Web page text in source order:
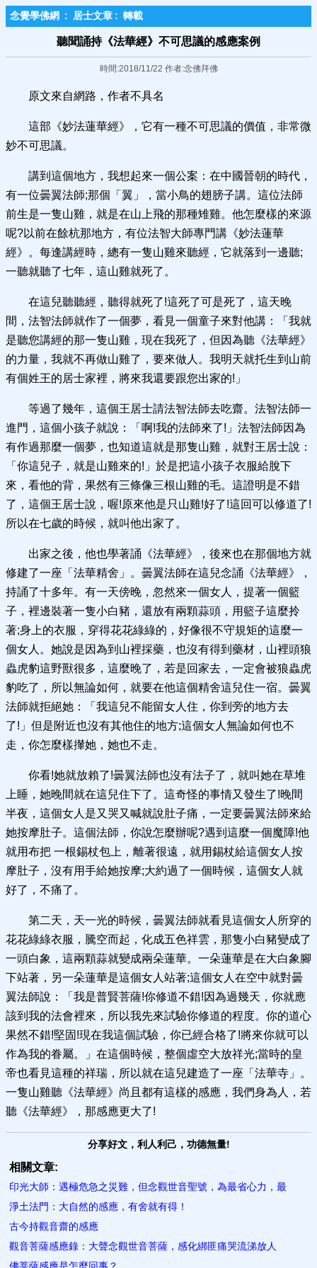
念覺學佛網 : 居士文章 : 轉載
聽聞誦持《法華經》不可思議的感應案例
時間:2018/11/22 作者:念佛拜佛
原文來自網路，作者不具名
這部《妙法蓮華經》，它有一種不可思議的價值，非常微
妙不可思議。
講到這個地方，我想起來一個公案：在中國晉朝的時代，
有一位曇翼法師;那個「翼」，當小鳥的翅膀子講。這位法師
前生是一隻山雞，就是在山上飛的那種雉雞。他怎麼樣的來源
呢?以前在餘杭那地方，有位法智大師專門講《妙法蓮華
經》。每逢講經時，總有一隻山雞來聽經，它就落到一邊聽;
一聽就聽了七年，這山雞就死了。
在這兒聽聽經，聽得就死了!這死了可是死了，這天晚
間，法智法師就作了一個夢，看見一個童子來對他講：「我就
是聽您講經的那一隻山雞，現在我死了，但因為聽《法華經》
的力量，我就不再做山雞了，要來做人。我明天就托生到山前
有個姓王的居士家裡，將來我還要跟您出家的!」
等過了幾年，這個王居士請法智法師去吃齋。法智法師一
進門，這個小孩子就說：「啊!我的法師來了!」法智法師因為
有作過那麼一個夢，也知道這就是那隻山雞，就對王居士說：
「你這兒子，就是山雞來的!」於是把這小孩子衣服給脫下
來，看他的背，果然有三條像三根山雞的毛。這證明是不錯
了，這個王居士說，喔!原來他是只山雞!好了!這回可以修道了!
所以在七歲的時候，就叫他出家了。
出家之後，他也學著誦《法華經》，後來也在那個地方就
修建了一座「法華精舍」。曇翼法師在這兒念誦《法華經》，
持誦了十多年。有一天傍晚，忽然來一個女人，提著一個籃
子，裡邊裝著一隻小白豬，還放有兩顆蒜頭，用籃子這麼拎
著;身上的衣服，穿得花花綠綠的，好像很不守規矩的這麼一
個女人。她說是因為到山裡採藥，也沒有得到藥材，山裡頭狼
蟲虎豹這野獸很多，這麼晚了，若是回家去，一定會被狼蟲虎
豹吃了，所以無論如何，就要在他這個精舍這兒住一宿。曇翼
法師就拒絕她：「我這兒不能留女人住，你到旁的地方去
了!」但是附近也沒有其他住的地方;這個女人無論如何也不
走，你怎麼樣攆她，她也不走。
你看!她就放賴了!曇翼法師也沒有法子了，就叫她在草堆
上睡，她晚間就在這兒住下了。這奇怪的事情又發生了!晚間
半夜，這個女人是又哭又喊就說肚子痛，一定要曇翼法師來給
她按摩肚子。這個法師，你說怎麼辦呢?遇到這麼一個魔障!他
就用布把 一根錫杖包上，離著很遠，就用錫杖給這個女人按
摩肚子，沒有用手給她按摩;大約過了一個時候，這個女人就
好了，不痛了。
第二天，天一光的時候，曇翼法師就看見這個女人所穿的
花花綠綠衣服，騰空而起，化成五色祥雲，那隻小白豬變成了
一頭白象，這兩顆蒜就變成兩朵蓮華。一朵蓮華是在大白象腳
下站著，另一朵蓮華是這個女人站著;這個女人在空中就對曇
翼法師說：「我是普賢菩薩!你修道不錯!因為過幾天，你就應
該到我的法會裡來，所以我先來試驗你修道的程度。你的道心
果然不錯!堅固!現在我這個試驗，你已經合格了!將來你就可以
作為我的眷屬。」在這個時候，整個虛空大放祥光;當時的皇
帝也看見這種的祥瑞，所以就在這兒建造了一座「法華寺」。
一隻山雞聽《法華經》尚且都有這樣的感應，我們身為人，若
聽《法華經》，那感應更大了!
分享好文，利人利己，功德無量!
相關文章:
印光大師：遇極危急之災難，但念觀世音聖號，為最省心力，最
淨土法門：大自然的感應，有舍就有得！
古今持觀音齋的感應
觀音菩薩感應錄：大聲念觀世音菩薩，感化綁匪痛哭流涕放人